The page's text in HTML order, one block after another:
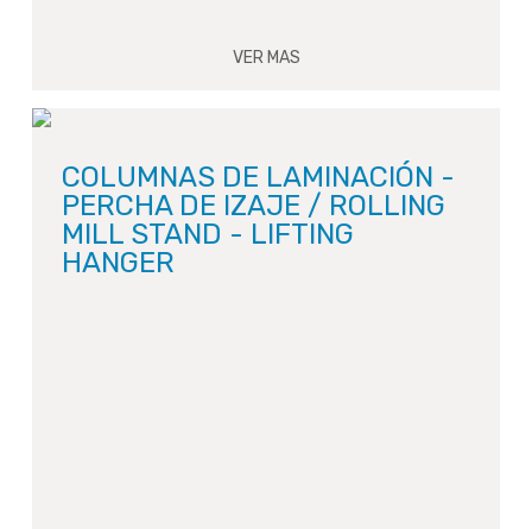
VER MAS
COLUMNAS DE LAMINACIÓN -
PERCHA DE IZAJE / ROLLING
MILL STAND - LIFTING
HANGER